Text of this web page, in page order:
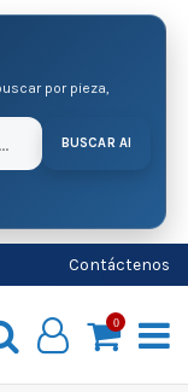
por pieza,
BUSCAR AI
Contáctenos
0